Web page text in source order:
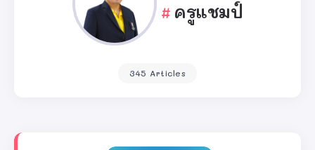
ครูแชมป์
345 Articles